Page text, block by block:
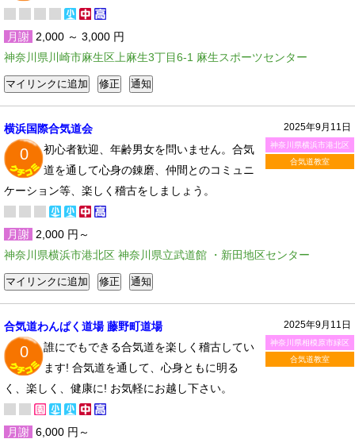
月謝 2,000 ～ 3,000 円
神奈川県川崎市麻生区上麻生3丁目6-1 麻生スポーツセンター
2025年9月11日
神奈川県横浜市港北区
合気道教室
横浜国際合気道会
0
初心者歓迎、年齢男女を問いません。合気
道を通して心身の錬磨、仲間とのコミュニ
ケーション等、楽しく稽古をしましょう。
月謝 2,000 円～
神奈川県横浜市港北区 神奈川県立武道館 ・新田地区センター
2025年9月11日
神奈川県相模原市緑区
合気道教室
合気道わんぱく道場 藤野町道場
0
誰にでもできる合気道を楽しく稽古してい
ます! 合気道を通して、心身ともに明る
く、楽しく、健康に! お気軽にお越し下さい。
月謝 6,000 円～